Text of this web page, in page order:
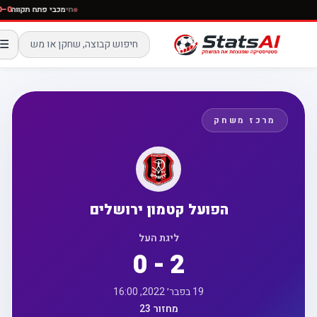
חימכבי פתח
☰
מרכז משחק
הפועל קטמון ירושלים
ליגת העל
0 - 2
19 בפבר׳ 2022, 16:00
מחזור 23